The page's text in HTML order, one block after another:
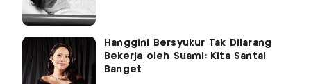
Hanggini Bersyukur Tak Dilarang
Bekerja oleh Suami: Kita Santai
Banget